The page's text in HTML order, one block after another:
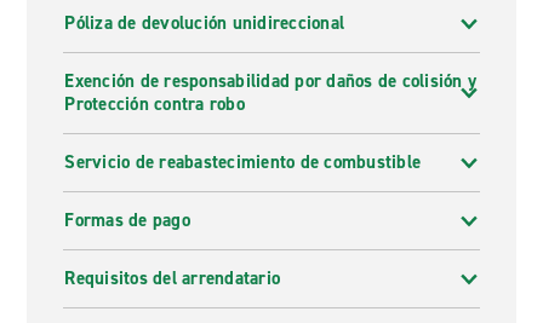
Póliza de devolución unidireccional
Exención de responsabilidad por daños de colisión y
Protección contra robo
Servicio de reabastecimiento de combustible
Formas de pago
Requisitos del arrendatario